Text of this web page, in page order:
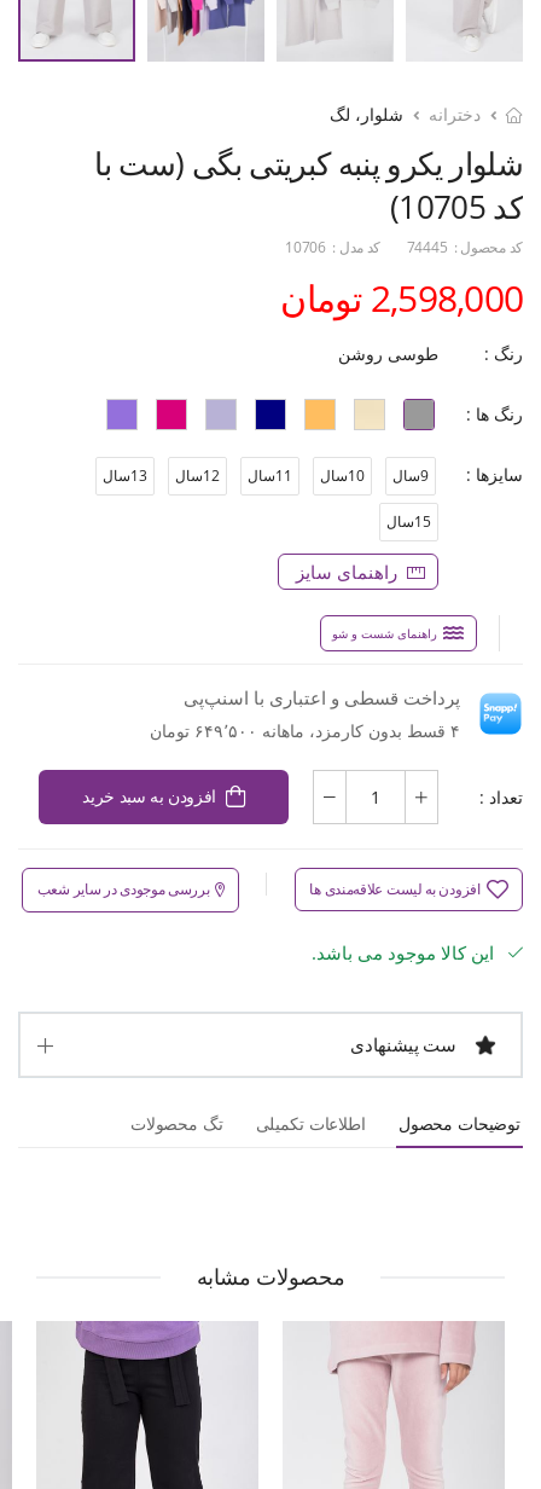
دخترانه شلوار، لگ
شلوار یکرو پنبه کبریتی بگی (ست با
کد 10705)
کد محصول : 74445 کد مدل : 10706
2,598,000 تومان
رنگ : طوسی روشن
رنگ ها :
سایزها : 9سال 10سال 11سال 12سال 13سال
15سال
راهنمای سایز
راهنمای شست و شو
پرداخت قسطی و اعتباری با اسنپ‌پی
۴ قسط بدون کارمزد، ماهانه ۶۴۹٬۵۰۰ تومان
تعداد : افزودن به سبد خرید
افزودن به لیست علاقه‌مندی ها بررسی موجودی در سایر شعب
این کالا موجود می باشد.
ست پیشنهادی
توضیحات محصول اطلاعات تکمیلی تگ محصولات
محصولات مشابه